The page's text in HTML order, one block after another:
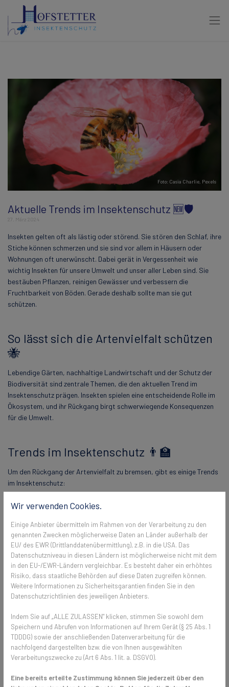
Foto: Casia Charlie Pexels
Aktuelle Trends im Insektenschutz 🆕🛡️
27. März 2024
Insekten gelten oft als lästig oder störend. Sie stören den Schlaf, ihre
Stiche können schmerzen und sie sind vor allem in Häusern oder
Wohnungen oft unerwünscht. Dabei gerät in Vergessenheit wie
wichtig Insekten für unsere Umwelt und unser aller Leben sind. Sie
bestäuben Pflanzen, reinigen Gewässer und verbessern die
Fruchtbarkeit von Böden. Gerade deshalb sollte man sie gut
schützen.
So lässt sich die Artenvielfalt schützen
🐝
Lebendige Gärten, nachhaltige Landwirtschaft und der Schutz der
Biodiversität sind zentrale Themen, die den aktuellen Trend im
Insektenschutz prägen. Insekten spielen eine entscheidende Rolle im
Ökosystem, und ihr Rückgang birgt schwerwiegende Konsequenzen
für die Umwelt.
Trends im Insektenschutz 👨‍🏫
Um den Rückgang der Artenvielfalt zu bremsen, gibt es einige Trends
im Insektenschutz:
Naturnahe Gärten : Immer mehr Menschen gestalten ihre
anbauen, die Nahrung und Lebensraum für Insekten bieten.
Diese Gärten fördern die Vielfalt und locken Bienen,
Schmetterlinge und andere nützliche Insekten an.
Bio-Landwirtschaft: Landwirte setzen vermehrt auf
Methoden des ökologischen Landbaus, der den Einsatz von
Pestiziden minimiert und den natürlichen Lebensraum für
Insekten erhält. Blühstreifen und die Schaffung von
Lebensräumen für Nützlinge sind wichtige Aspekte dieser
nachhaltigen Praktiken.
Insektenhotels und -nisthilfen : Die Errichtung von
Insektenhotels oder das Anbringen von Nisthilfen unterstützen
Wildbienen und andere Insektenarten, indem sie ihnen Schutz
und Nistplätze bieten. Diese Maßnahmen können in Gärten,
Bildung und Aufklärung: Die Sensibilisierung der
Wir verwenden Cookies.
Einige Anbieter übermitteln im Rahmen von der Verarbeitung zu den
genannten Zwecken möglicherweise Daten an Länder außerhalb der
EU/ des EWR (Drittlanddatenübermittlung), z.B. in die USA. Das
Datenschutzniveau in diesen Ländern ist möglicherweise nicht mit dem
in den EU-/EWR-Ländern vergleichbar. Es besteht daher ein erhöhtes
Risiko, dass staatliche Behörden auf diese Daten zugreifen können.
Weitere Informationen zu Sicherheitsgarantien finden Sie in den
Datenschutzrichtlinien des jeweiligen Anbieters.
Indem Sie auf „ALLE ZULASSEN" klicken, stimmen Sie sowohl dem
Speichern und Abrufen von Informationen auf Ihrem Gerät (§ 25 Abs. 1
TDDDG) sowie der anschließenden Datenverarbeitung für die
nachfolgend dargestellten bzw. die von Ihnen ausgewählten
Verarbeitungszwecke zu (Art 6 Abs. 1 lit. a. DSGVO).
Eine bereits erteilte Zustimmung können Sie jederzeit über den